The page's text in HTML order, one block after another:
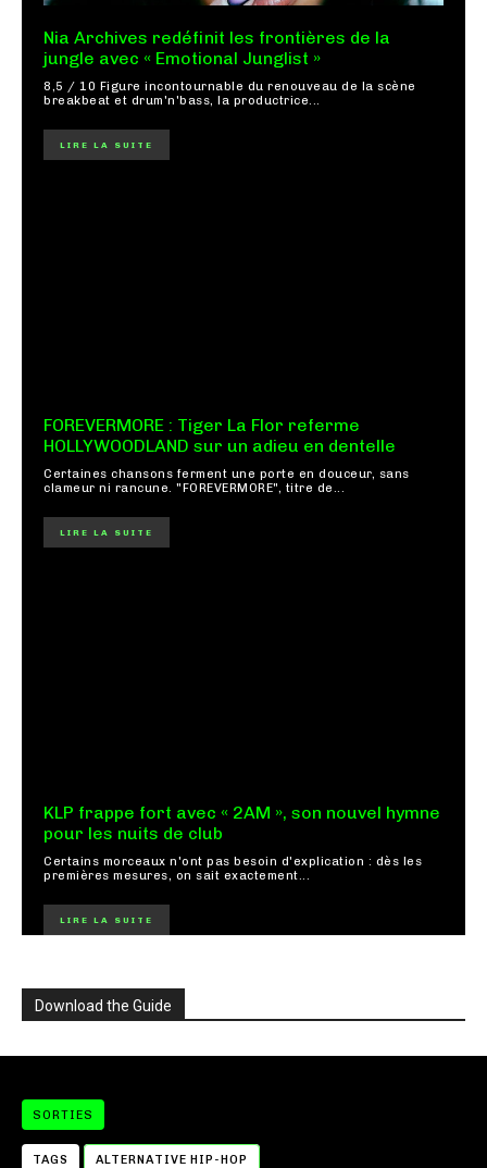
Nia Archives redéfinit les frontières de la
jungle avec « Emotional Junglist »
8,5 / 10 Figure incontournable du renouveau de la scène
breakbeat et drum'n'bass, la productrice...
LIRE LA SUITE
FOREVERMORE : Tiger La Flor referme
HOLLYWOODLAND sur un adieu en dentelle
Certaines chansons ferment une porte en douceur, sans
clameur ni rancune. "FOREVERMORE", titre de...
LIRE LA SUITE
KLP frappe fort avec « 2AM », son nouvel hymne
pour les nuits de club
Certains morceaux n'ont pas besoin d'explication : dès les
premières mesures, on sait exactement...
LIRE LA SUITE
Download the Guide
SORTIES
TAGS ALTERNATIVE HIP-HOP